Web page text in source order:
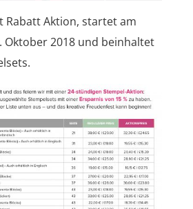
Rabatt Aktion, startet am
Oktober 2018 und beinhaltet